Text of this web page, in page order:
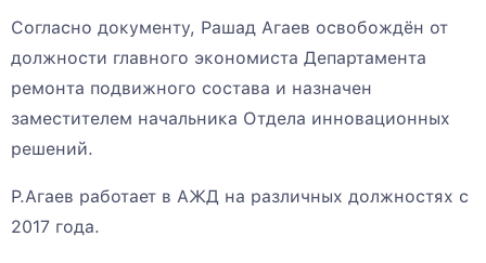
Согласно документу, Рашад Агаев освобождён от
должности главного экономиста Департамента
ремонта подвижного состава и назначен
заместителем начальника Отдела инновационных
решений.
Р.Агаев работает в АЖД на различных должностях с
2017 года.